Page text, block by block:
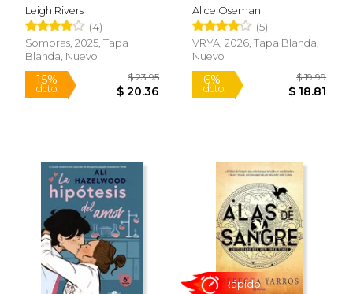
15%
dcto.
50%
dcto.
Leigh Rivers
(4)
Sombras, 2025, Tapa
Blanda, Nuevo
Alice Oseman
(5)
VRYA, 2026, Tapa Blanda,
Nuevo